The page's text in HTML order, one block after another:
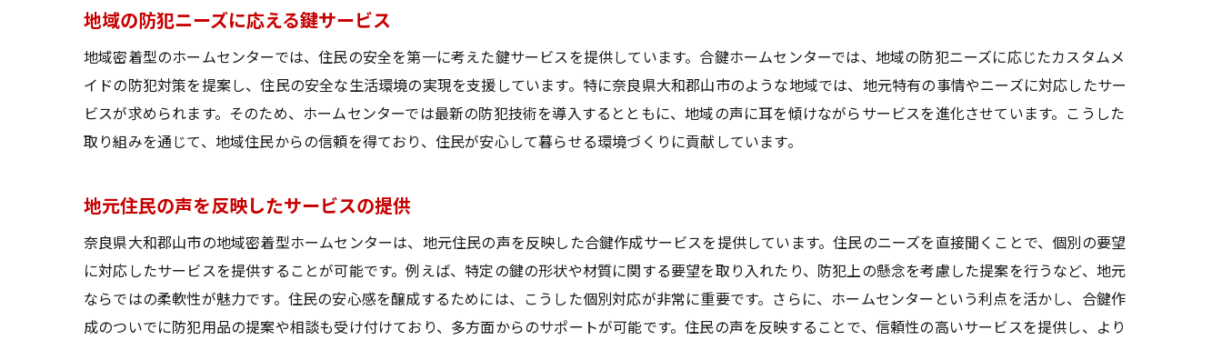
地域の防犯ニーズに応える鍵サービス
地域密着型のホームセンターでは、住民の安全を第一に考えた鍵サービスを提供しています。合鍵ホームセンターでは、地域の防犯ニーズに応じたカスタムメ
イドの防犯対策を提案し、住民の安全な生活環境の実現を支援しています。特に奈良県大和郡山市のような地域では、地元特有の事情やニーズに対応したサー
ビスが求められます。そのため、ホームセンターでは最新の防犯技術を導入するとともに、地域の声に耳を傾けながらサービスを進化させています。こうした
取り組みを通じて、地域住民からの信頼を得ており、住民が安心して暮らせる環境づくりに貢献しています。
地元住民の声を反映したサービスの提供
奈良県大和郡山市の地域密着型ホームセンターは、地元住民の声を反映した合鍵作成サービスを提供しています。住民のニーズを直接聞くことで、個別の要望
に対応したサービスを提供することが可能です。例えば、特定の鍵の形状や材質に関する要望を取り入れたり、防犯上の懸念を考慮した提案を行うなど、地元
ならではの柔軟性が魅力です。住民の安心感を醸成するためには、こうした個別対応が非常に重要です。さらに、ホームセンターという利点を活かし、合鍵作
成のついでに防犯用品の提案や相談も受け付けており、多方面からのサポートが可能です。住民の声を反映することで、信頼性の高いサービスを提供し、より